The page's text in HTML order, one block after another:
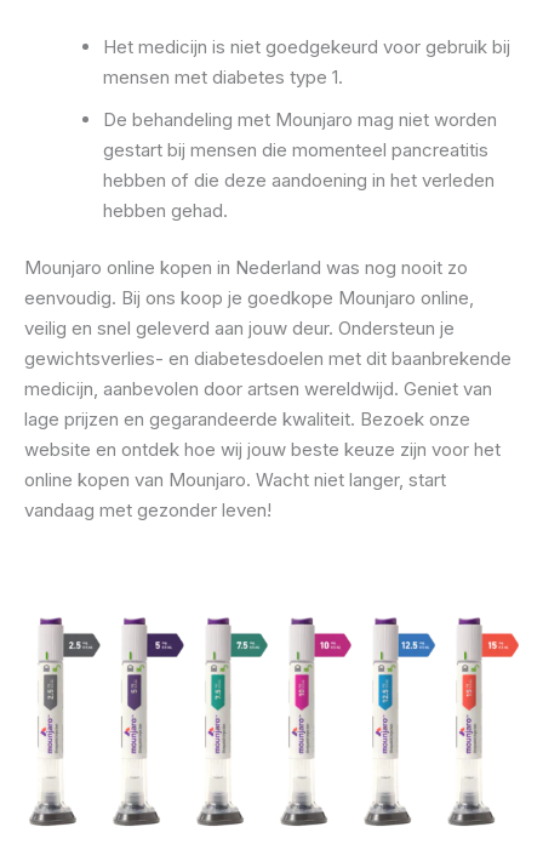
Het medicijn is niet goedgekeurd voor gebruik bij
mensen met diabetes type 1.
De behandeling met Mounjaro mag niet worden
gestart bij mensen die momenteel pancreatitis
hebben of die deze aandoening in het verleden
hebben gehad.
Mounjaro online kopen in Nederland was nog nooit zo
eenvoudig. Bij ons koop je goedkope Mounjaro online,
veilig en snel geleverd aan jouw deur. Ondersteun je
gewichtsverlies- en diabetesdoelen met dit baanbrekende
medicijn, aanbevolen door artsen wereldwijd. Geniet van
lage prijzen en gegarandeerde kwaliteit. Bezoek onze
website en ontdek hoe wij jouw beste keuze zijn voor het
online kopen van Mounjaro. Wacht niet langer, start
vandaag met gezonder leven!